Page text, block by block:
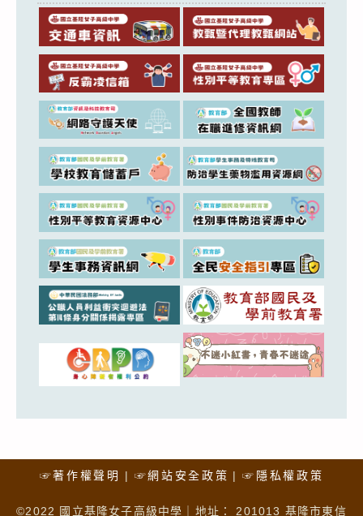
☞著作權聲明 ☞網站安全政策 ☞隱私權政策
©2022 國立基隆女子高級中學｜地址： 201013 基隆市東信